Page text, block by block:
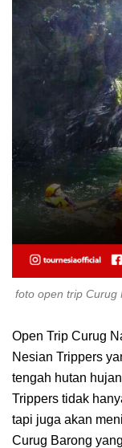
foto open trip Curug
Open Trip Curug
Nesian Trippers
tengah hutan
Trippers tidak
tapi juga akan
Curug Barong